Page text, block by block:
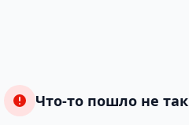
Что-то пошло не так